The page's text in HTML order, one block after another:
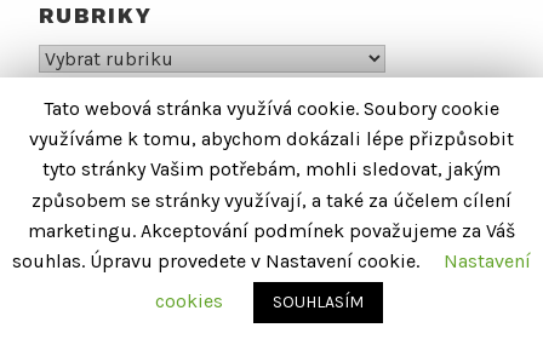
RUBRIKY
Rubriky
NEJNOVĚJŠÍ PŘÍSPĚVKY
Mnoho let s VŠUDYBYLEM
17.9.2020
Zamyšlení v šílené době
Proč chybí spolupracovníci?
Tato webová stránka využívá cookie. Soubory cookie
využíváme k tomu, abychom dokázali lépe přizpůsobit
tyto stránky Vašim potřebám, mohli sledovat, jakým
způsobem se stránky využívají, a také za účelem cílení
marketingu. Akceptování podmínek považujeme za Váš
souhlas. Úpravu provedete v Nastavení cookie.
Nastavení
cookies
SOUHLASÍM